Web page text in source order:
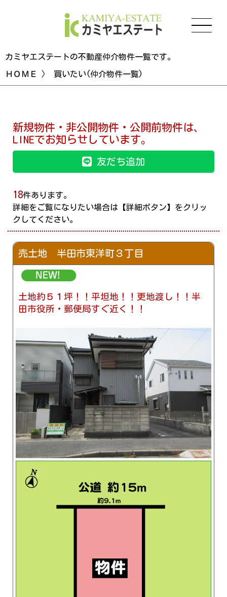
カミヤエステートの不動産仲介物件一覧です。
ＨＯＭＥ 〉 買いたい(仲介物件一覧)
新規物件・非公開物件・公開前物件は、
LINEでお知らせしています。
友だち追加
18件あります。
詳細をご覧になりたい場合は【詳細ボタン】をクリッ
クしてください。
売土地 半田市東洋町３丁目
土地約５１坪！！平坦地！！更地渡し！！半
田市役所・郵便局すぐ近く！！